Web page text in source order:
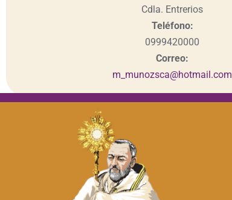
Cdla. Entrerios
Teléfono:
0999420000
Correo:
m_munozsca@hotmail.com